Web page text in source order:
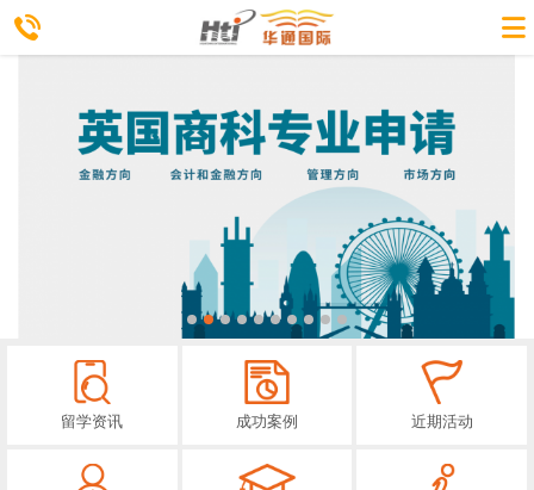
留学资讯 成功案例 近期活动